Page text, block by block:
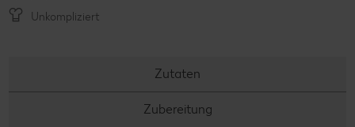
Unkompliziert
Zutaten
Zubereitung